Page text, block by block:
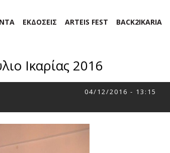
ΕΚΔΟΣΕΙΣ ARTEIS FEST BACK2IKARIA
Ικαρίας 2016
04/12/2016 - 13:15